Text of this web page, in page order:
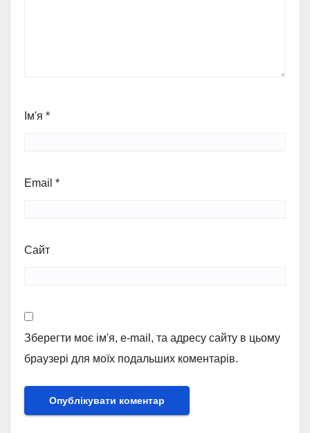
Ім'я *
Email *
Сайт
Зберегти моє ім'я, e-mail, та адресу сайту в цьому
браузері для моїх подальших коментарів.